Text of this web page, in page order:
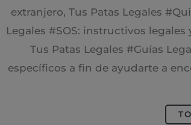
extranjero, Tus Patas Legales
Legales #SOS: instructivos
Tus Patas Legales #Guías
específicos a fin de ayudarte a